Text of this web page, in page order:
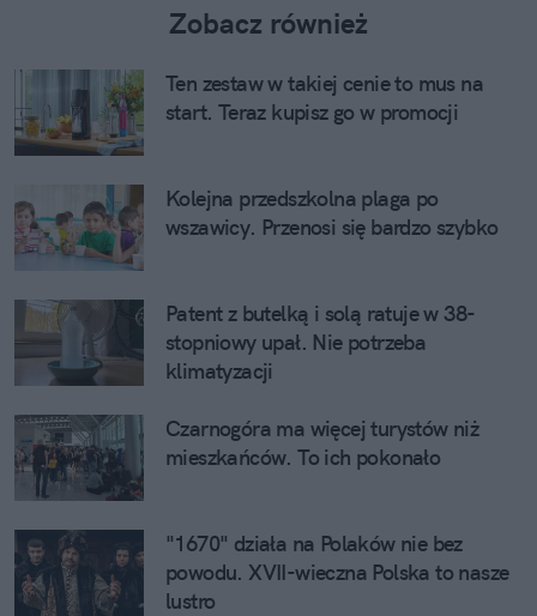
Zobacz również
Ten zestaw w takiej cenie to mus na
start. Teraz kupisz go w promocji
Kolejna przedszkolna plaga po
wszawicy. Przenosi się bardzo szybko
Patent z butelką i solą ratuje w 38-
stopniowy upał. Nie potrzeba
klimatyzacji
Czarnogóra ma więcej turystów niż
mieszkańców. To ich pokonało
"1670" działa na Polaków nie bez
powodu. XVII-wieczna Polska to nasze
lustro